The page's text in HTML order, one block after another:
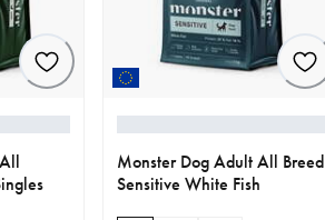
Monster Dog Adult All Breed
Sensitive White Fish